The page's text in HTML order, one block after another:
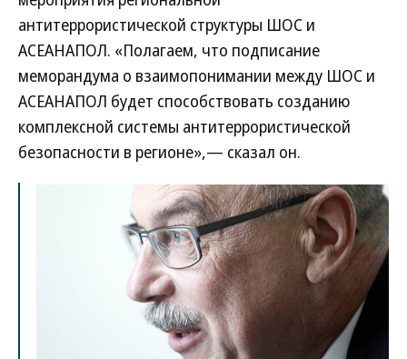
антитеррористической структуры ШОС и
АСЕАНАПОЛ. «Полагаем, что подписание
меморандума о взаимопонимании между ШОС и
АСЕАНАПОЛ будет способствовать созданию
комплексной системы антитеррористической
безопасности в регионе»,— сказал он.